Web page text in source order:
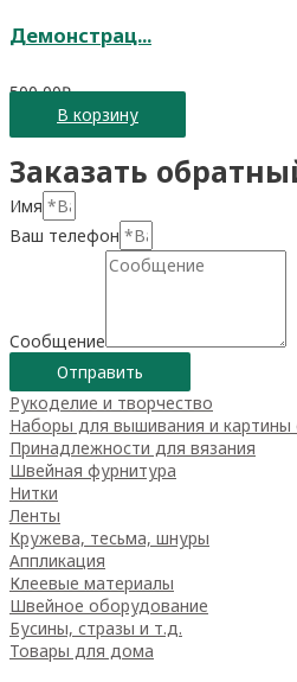
Демонстрац...
500,00₽
В корзину
Заказать
Имя
Ваш телефон
Сообщение
Отправить
Рукоделие и творчество
Наборы для вышивания и картины
Принадлежности для вязания
Швейная фурнитура
Нитки
Ленты
Кружева, тесьма, шнуры
Аппликация
Клеевые материалы
Швейное оборудование
Бусины, стразы и т.д.
Товары для дома